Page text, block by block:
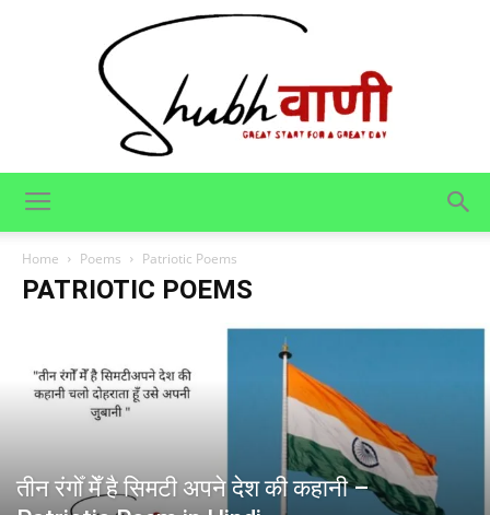
Home Poems Patriotic Poems
PATRIOTIC POEMS
तीन रंगोँ मेँ है सिमटी अपने देश की कहानी –